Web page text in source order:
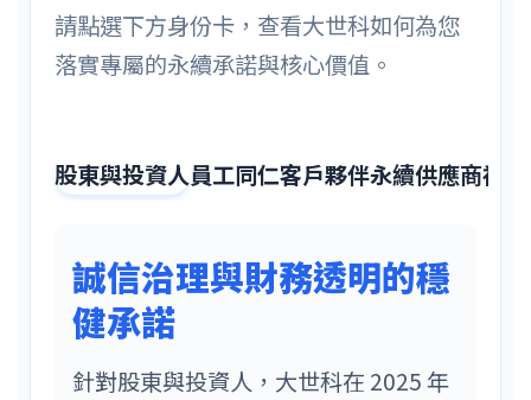
請點選下方身份卡，查看大世科如何為您
落實專屬的永續承諾與核心價值。
股東與投資人員工同仁客戶夥伴永續供應商社
誠信治理與財務透明的穩
健承諾
針對股東與投資人，大世科在 2025 年